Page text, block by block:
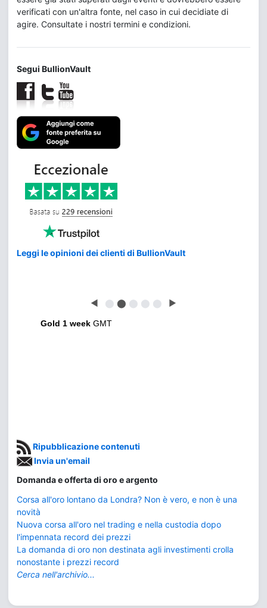
verificati con un'altra fonte, nel caso in cui decidiate di
agire. Consultate i nostri termini e condizioni.
Segui BullionVault
Leggi le opinioni dei clienti di BullionVault
◀ ⬤ ⬤ ⬤ ⬤ ⬤ ▶
Gold 1 week GMT
Ripubblicazione contenuti
Invia un'email
Domanda e offerta di oro e argento
Corsa all'oro lontano da Londra? Non è vero, e non è una
novità
Nuova corsa all'oro nel trading e nella custodia dopo
l'impennata record dei prezzi
La domanda di oro non destinata agli investimenti crolla
nonostante i prezzi record
Cerca nell'archivio...